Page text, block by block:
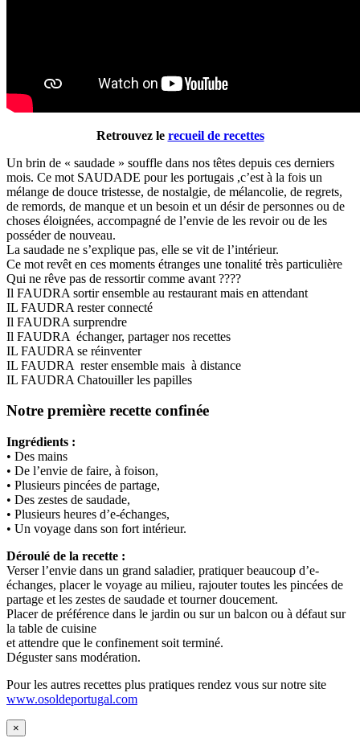
Retrouvez le recueil de recettes
Un brin de « saudade » souffle dans nos têtes depuis ces derniers
mois. Ce mot SAUDADE pour les portugais ,c’est à la fois un
mélange de douce tristesse, de nostalgie, de mélancolie, de regrets,
de remords, de manque et un besoin et un désir de personnes ou de
choses éloignées, accompagné de l’envie de les revoir ou de les
posséder de nouveau.
La saudade ne s’explique pas, elle se vit de l’intérieur.
Ce mot revêt en ces moments étranges une tonalité très particulière
Qui ne rêve pas de ressortir comme avant ????
Il FAUDRA sortir ensemble au restaurant mais en attendant
IL FAUDRA rester connecté
Il FAUDRA surprendre
Il FAUDRA échanger, partager nos recettes
IL FAUDRA se réinventer
IL FAUDRA rester ensemble mais à distance
IL FAUDRA Chatouiller les papilles
Notre première recette confinée
Ingrédients :
• Des mains
• De l’envie de faire, à foison,
• Plusieurs pincées de partage,
• Des zestes de saudade,
• Plusieurs heures d’e-échanges,
• Un voyage dans son fort intérieur.
Déroulé de la recette :
Verser l’envie dans un grand saladier, pratiquer beaucoup d’e-
échanges, placer le voyage au milieu, rajouter toutes les pincées de
partage et les zestes de saudade et tourner doucement.
Placer de préférence dans le jardin ou sur un balcon ou à défaut sur
la table de cuisine
et attendre que le confinement soit terminé.
Déguster sans modération.
Pour les autres recettes plus pratiques rendez vous sur notre site
www.osoldeportugal.com
×